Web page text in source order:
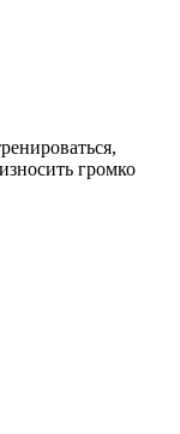
громко